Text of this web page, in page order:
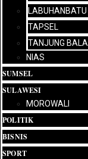
LABUHANBATU
TAPSEL
TANJUNG BALAI
NIAS
SUMSEL
SULAWESI
MOROWALI
POLITIK
BISNIS
SPORT